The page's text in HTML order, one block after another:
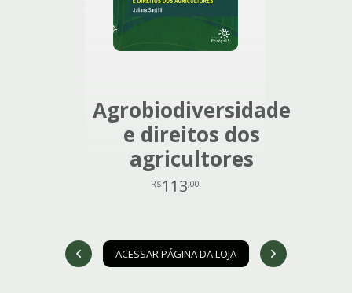
Agrobiodiversidade
e direitos dos
agricultores
R$113,00
ACESSAR PÁGINA DA LOJA